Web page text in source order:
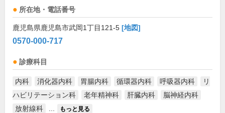
所在地・電話番号
鹿児島県鹿児島市武岡1丁目121-5 [地図]
0570-000-717
診療科目
内科 消化器内科 胃腸内科 循環器内科 呼吸器内科
リ
ハビリテーション科
老年精神科 肝臓内科
脳神経内科
放射線科
もっと見る